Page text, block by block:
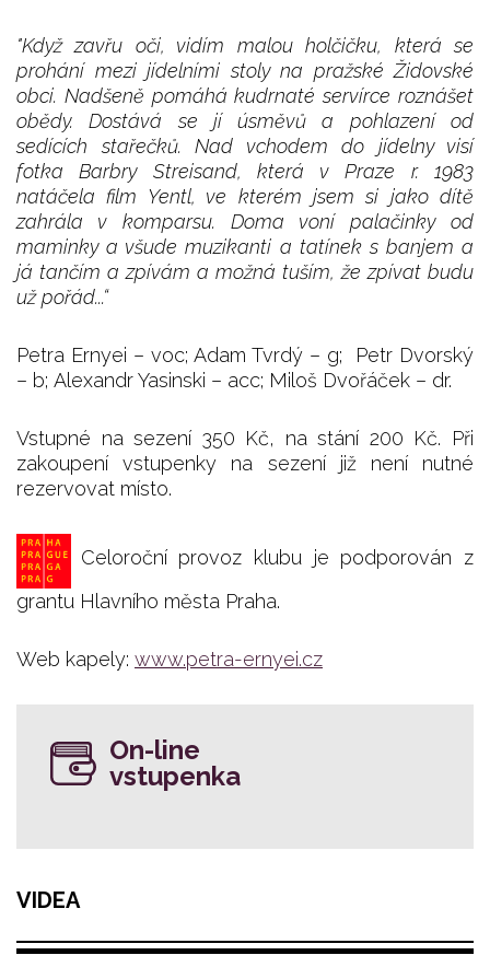
"Když zavřu oči, vidím malou holčičku, která se
prohání mezi jídelními stoly na pražské Židovské
obci. Nadšeně pomáhá kudrnaté servírce roznášet
obědy. Dostává se jí úsměvů a pohlazení od
sedících stařečků. Nad vchodem do jídelny visí
fotka Barbry Streisand, která v Praze r. 1983
natáčela film Yentl, ve kterém jsem si jako dítě
zahrála v komparsu. Doma voní palačinky od
maminky a všude muzikanti a tatínek s banjem a
já tančím a zpívám a možná tuším, že zpívat budu
už pořád...“
Petra Ernyei – voc; Adam Tvrdý – g; Petr Dvorský
– b; Alexandr Yasinski – acc; Miloš Dvořáček – dr.
Vstupné na sezení 350 Kč, na stání 200 Kč. Při
zakoupení vstupenky na sezení již není nutné
rezervovat místo.
Celoroční provoz klubu je podporován z
grantu Hlavního města Praha.
Web kapely: www.petra-ernyei.cz
On-line
vstupenka
VIDEA